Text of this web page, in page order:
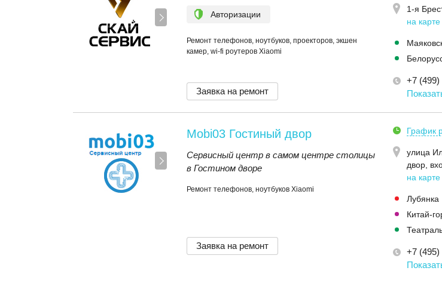
Авторизации
Ремонт телефонов, ноутбуков, проекторов, экшен
камер, wi-fi роутеров Xiaomi
1-я
на карте
+7 (499)
Заявка на ремонт
Mobi03 Гостиный двор
Сервисный центр в самом центре столицы
в Гостином дворе
Ремонт телефонов, ноутбуков Xiaomi
График
улица
двор,
на карте
Лубянка
Китай-
+7 (495)
Заявка на ремонт